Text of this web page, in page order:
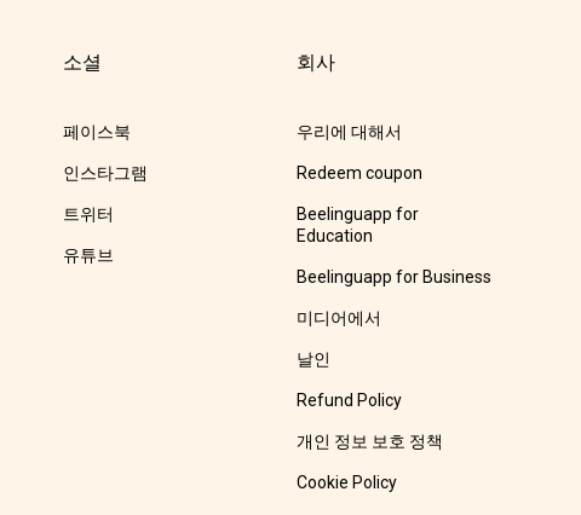
소셜
페이스북
인스타그램
트위터
유튜브
회사
우리에 대해서
Redeem coupon
Beelinguapp for
Education
Beelinguapp for Business
미디어에서
날인
Refund Policy
개인 정보 보호 정책
Cookie Policy